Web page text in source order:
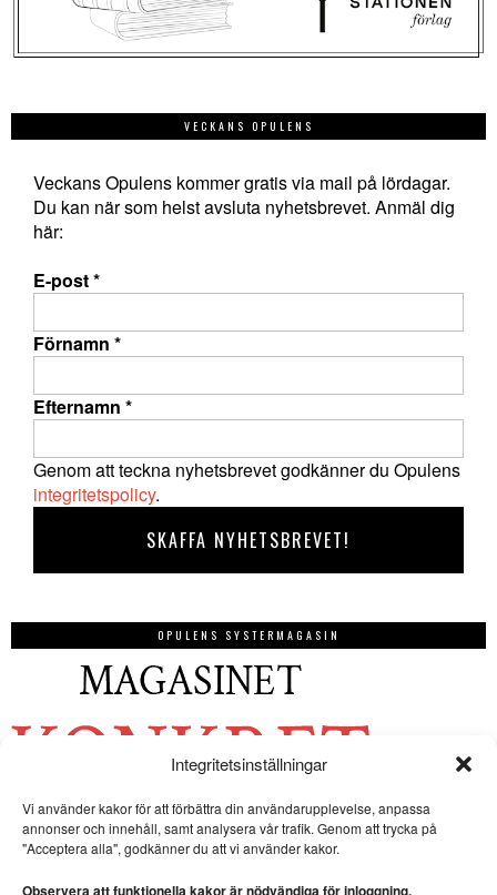
Integritetsinställningar
Vi använder kakor för att förbättra din användarupplevelse, anpassa
annonser och innehåll, samt analysera vår trafik. Genom att trycka på
"Acceptera alla", godkänner du att vi använder kakor.
Observera att funktionella kakor är nödvändiga för inloggning.
VECKANS OPULENS
Veckans Opulens kommer gratis via mail på lördagar.
Du kan när som helst avsluta nyhetsbrevet. Anmäl dig
här:
E-post*
Förnamn *
Efternamn *
Genom att teckna nyhetsbrevet godkänner du Opulens
integritetspolicy.
OPULENS SYSTERMAGASIN